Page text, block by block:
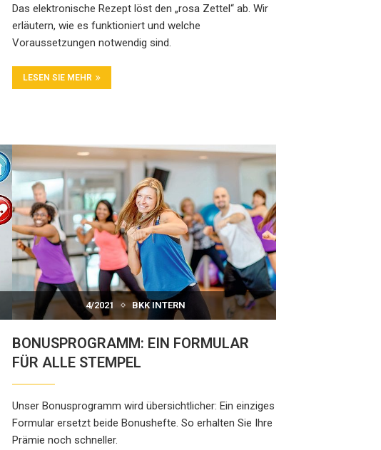
Das elektronische Rezept löst den „rosa Zettel“ ab. Wir
erläutern, wie es funktioniert und welche
Voraussetzungen notwendig sind.
LESEN SIE MEHR
4/2021 BKK INTERN
BONUSPROGRAMM: EIN FORMULAR
FÜR ALLE STEMPEL
Unser Bonusprogramm wird übersichtlicher: Ein einziges
Formular ersetzt beide Bonushefte. So erhalten Sie Ihre
Prämie noch schneller.